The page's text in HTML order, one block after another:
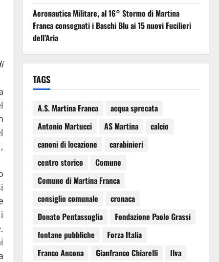
Aeronautica Militare, al 16° Stormo di Martina
Franca consegnati i Baschi Blu ai 15 nuovi Fucilieri
dell’Aria
TAGS
A.S. Martina Franca
acqua sprecata
Antonio Martucci
AS Martina
calcio
canoni di locazione
carabinieri
centro storico
Comune
Comune di Martina Franca
consiglio comunale
cronaca
Donato Pentassuglia
Fondazione Paolo Grassi
fontane pubbliche
Forza Italia
Franco Ancona
Gianfranco Chiarelli
Ilva